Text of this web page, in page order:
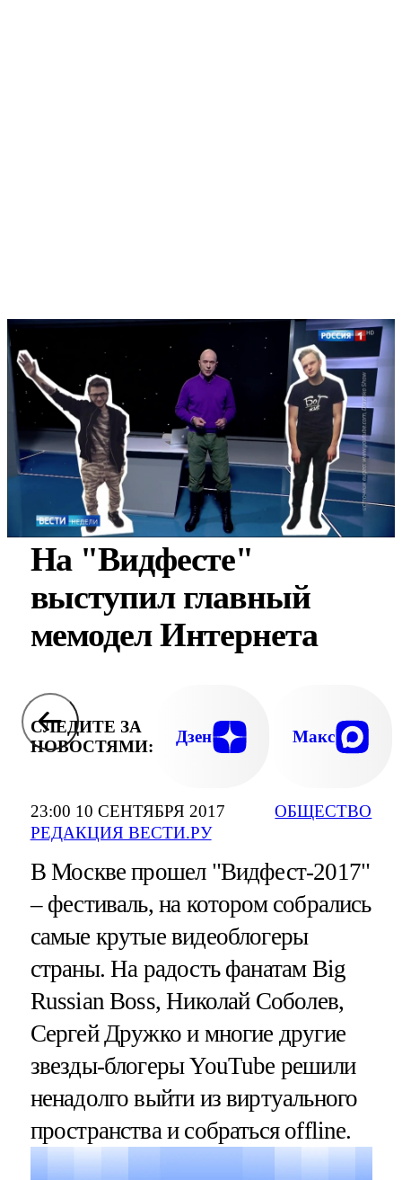
23:00 10 СЕНТЯБРЯ 2017
РЕДАКЦИЯ ВЕСТИ.РУ
ОБЩЕСТВО
На "Видфесте"
выступил главный
мемодел Интернета
СЛЕДИТЕ ЗА
НОВОСТЯМИ:
Дзен Макс
В Москве прошел "Видфест-2017"
– фестиваль, на котором собрались
самые крутые видеоблогеры
страны. На радость фанатам Big
Russian Boss, Николай Соболев,
Сергей Дружко и многие другие
звезды-блогеры YouTube решили
ненадолго выйти из виртуального
пространства и собраться offline.